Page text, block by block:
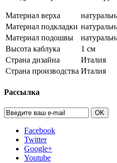
Материал верха
Материал подкладки
Материал подошвы
Высота каблука
1 см
Страна дизайна
Италия
Страна производства Италия
Рассылка
OK
Facebook
Twitter
Google+
Youtube